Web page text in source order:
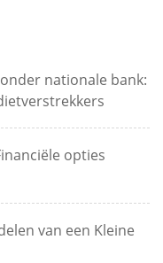
nationale bank:
opties
van een Kleine